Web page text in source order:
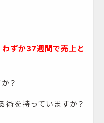
わずか37週間で売上と
？
術を持っていますか？